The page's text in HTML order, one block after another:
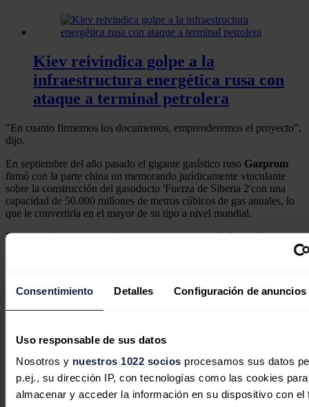
Consentimiento Detalles Configuración de anuncios
Uso responsable de sus datos
Nosotros y nuestros 1022 socios procesamos sus datos
p.ej., su dirección IP, con tecnologías como las cookies para
almacenar y acceder la información en su dispositivo con el
Kiev reivindica golpe a la
infraestructura energética rusa con
ataque a terminal petrolera
"En cuanto firmemos los documentos, emprenderemos el proyecto",
dijo.
En septiembre del año pasado el gigante gasístico ruso Gazprom
firmó con la parte china un memorando jurídicamente vinculante
sobre la construcción del gasoducto 'Fuerza de Siberia 2'con una
capacidad de 50.000 millones de metros cúbicos de gas anuales, lo
que le convertiría en el mayor de su tipo a nivel mundial.
Rusia, que ha incrementado sus exportaciones aAsiatras la
Ucrania,
Noticias relacionadas
Las importaciones de petróleo crudo
de China cayeron con fuerza en el
segundo trimestre